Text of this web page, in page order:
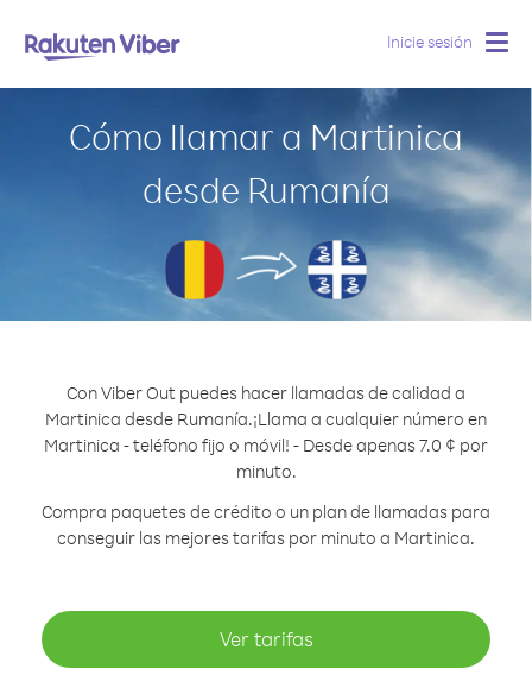
Inicie sesión
Cómo llamar a Martinica
desde Rumanía
Con Viber Out puedes hacer llamadas de calidad a
Martinica desde Rumanía.¡Llama a cualquier número en
Martinica - teléfono fijo o móvil! - Desde apenas 7.0 ¢ por
minuto.
Compra paquetes de crédito o un plan de llamadas para
conseguir las mejores tarifas por minuto a Martinica.
Ver tarifas